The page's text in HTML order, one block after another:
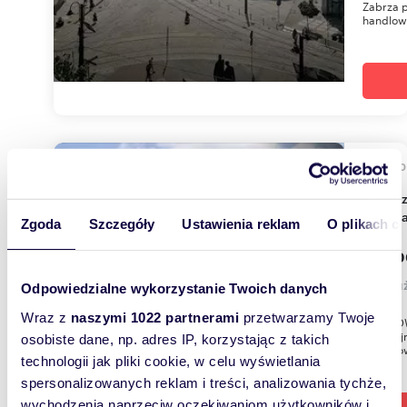
Zgoda Szczegóły Ustawienia reklam O plikach
Odpowiedzialne wykorzystanie Twoich danych
Wraz z naszymi 1022 partnerami przetwarzamy Twoje
osobiste dane, np. adres IP, korzystając z takich
technologii jak pliki cookie, w celu wyświetlania
spersonalizowanych reklam i treści, analizowania tychże,
Zabrza
50,90
Na sprzedaż atrakcyjny lokal usługowy z dużymi
359
lokal
0%